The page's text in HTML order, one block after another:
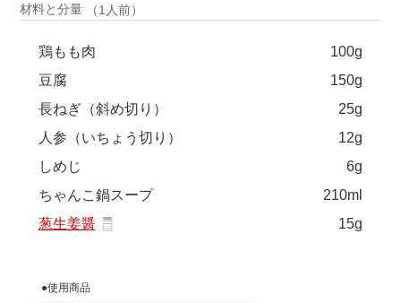
材料と分量 （1人前）
鶏もも肉
100g
豆腐
150g
長ねぎ（斜め切り）
25g
人参（いちょう切り）
12g
しめじ
6g
ちゃんこ鍋スープ
210ml
葱生姜醤
15g
●使用商品